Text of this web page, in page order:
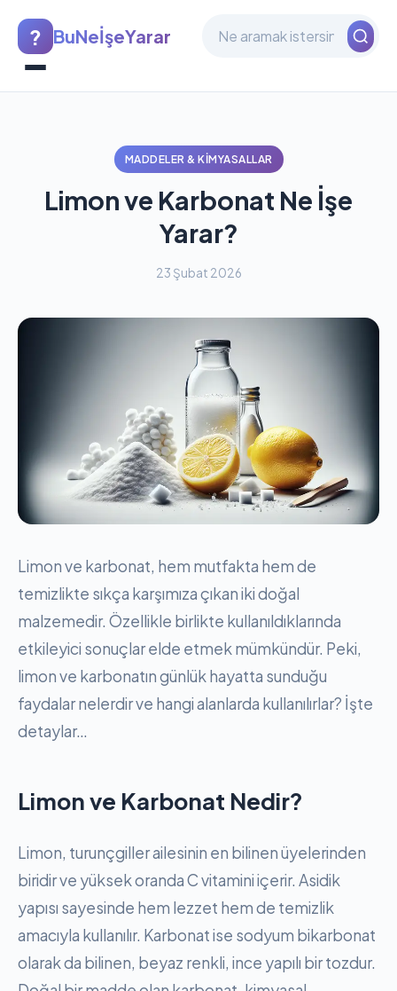
? BuNeİşeYarar
MADDELER & KIMYASALLAR
Limon ve Karbonat Ne İşe
Yarar?
23 Şubat 2026
Limon ve karbonat, hem mutfakta hem de
temizlikte sıkça karşımıza çıkan iki doğal
malzemedir. Özellikle birlikte kullanıldıklarında
etkileyici sonuçlar elde etmek mümkündür. Peki,
limon ve karbonatın günlük hayatta sunduğu
faydalar nelerdir ve hangi alanlarda kullanılırlar? İşte
detaylar…
Limon ve Karbonat Nedir?
Limon, turunçgiller ailesinin en bilinen üyelerinden
biridir ve yüksek oranda C vitamini içerir. Asidik
yapısı sayesinde hem lezzet hem de temizlik
amacıyla kullanılır. Karbonat ise sodyum bikarbonat
olarak da bilinen, beyaz renkli, ince yapılı bir tozdur.